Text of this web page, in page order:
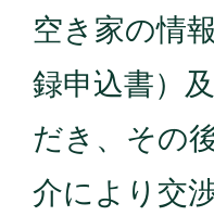
空き家の情
録申込書）
だき、その
介により交